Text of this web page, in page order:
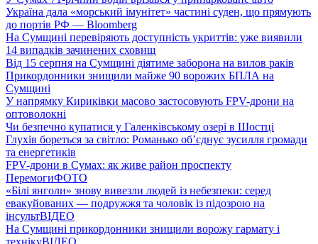
Україна дала «морський імунітет» частині суден, що прямують
до портів РФ — Bloomberg
На Сумщині перевіряють доступність укриттів: уже виявили
14 випадків зачинених сховищ
Від 15 серпня на Сумщині діятиме заборона на вилов раків
Прикордонники знищили майже 90 ворожих БПЛА на
Сумщині
У напрямку Кириківки масово застосовують FPV-дрони на
оптоволокні
Чи безпечно купатися у Галенківському озері в Шостці
Глухів бореться за світло: Романько об’єднує зусилля громади
та енергетиків
FPV-дрони в Сумах: як живе район проспекту
ПеремогиФОТО
«Білі янголи» знову вивезли людей із небезпеки: серед
евакуйованих — подружжя та чоловік із підозрою на
інсультВІДЕО
На Сумщині прикордонники знищили ворожу гармату і
технікуВІДЕО